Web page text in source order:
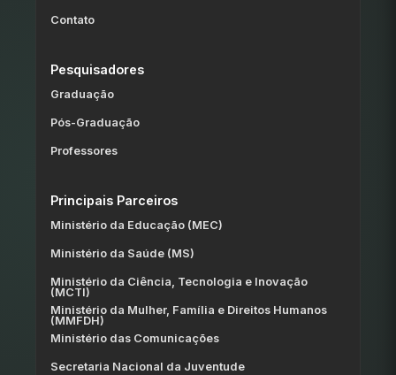
Contato
Pesquisadores
Graduação
Pós-Graduação
Professores
Principais Parceiros
Ministério da Educação (MEC)
Ministério da Saúde (MS)
Ministério da Ciência, Tecnologia e Inovação
(MCTI)
Ministério da Mulher, Família e Direitos Humanos
(MMFDH)
Ministério das Comunicações
Secretaria Nacional da Juventude